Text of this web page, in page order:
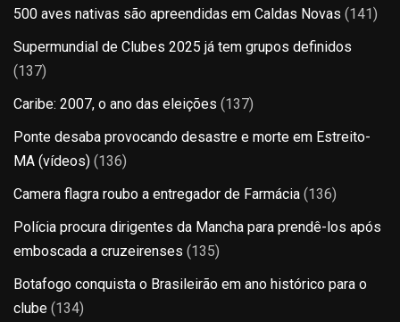
500 aves nativas são apreendidas em Caldas Novas (141)
Supermundial de Clubes 2025 já tem grupos definidos
(137)
Caribe: 2007, o ano das eleições (137)
Ponte desaba provocando desastre e morte em Estreito-
MA (vídeos) (136)
Camera flagra roubo a entregador de Farmácia (136)
Polícia procura dirigentes da Mancha para prendê-los após
emboscada a cruzeirenses (135)
Botafogo conquista o Brasileirão em ano histórico para o
clube (134)